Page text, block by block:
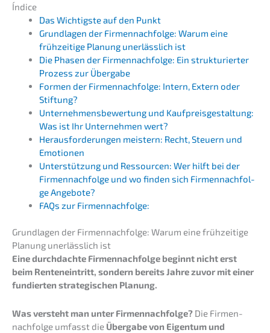
Índice
Das Wichtigs­te auf den Punkt
Grund­la­gen der Firmen­nach­fol­ge: Warum eine
frühzei­ti­ge Planung unerläss­lich ist
Die Phasen der Firmen­nach­fol­ge: Ein struk­tu­rier­ter
Prozess zur Übergabe
Formen der Firmen­nach­fol­ge: Intern, Extern oder
Stiftung?
Unter­neh­mens­be­wer­tung und Kaufpreis­ge­stal­tung:
Was ist Ihr Unter­neh­men wert?
Heraus­for­de­run­gen meistern: Recht, Steuern und
Emotionen
Unter­stüt­zung und Ressour­cen: Wer hilft bei der
Firmen­nach­fol­ge und wo finden sich Firmen­nach­fol­
ge Angebote?
FAQs zur Firmennachfolge:
Grund­la­gen der Firmen­nach­fol­ge: Warum eine frühzei­ti­ge
Planung unerläss­lich ist
Eine durch­dach­te Firmen­nach­fol­ge beginnt nicht erst
beim Renten­ein­tritt, sondern bereits Jahre zuvor mit einer
fundier­ten strate­gi­schen Planung.
Was versteht man unter Firmen­nach­fol­ge? Die Firmen­
nach­fol­ge umfasst die Überga­be von Eigen­tum und